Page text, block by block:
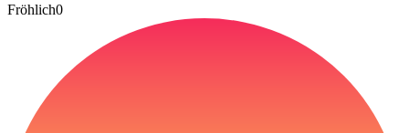
Fröhlich0